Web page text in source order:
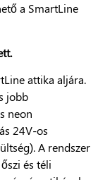
a SmartLine
attika aljára.
jobb
neon
24V-os
A rendszer
és téli